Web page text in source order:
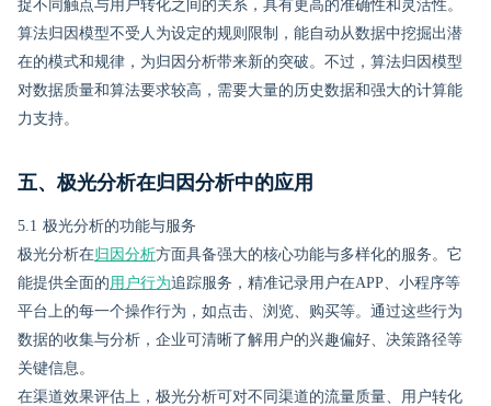
捉不同触点与用户转化之间的关系，具有更高的准确性和灵活性。
算法归因模型不受人为设定的规则限制，能自动从数据中挖掘出潜
在的模式和规律，为归因分析带来新的突破。不过，算法归因模型
对数据质量和算法要求较高，需要大量的历史数据和强大的计算能
力支持。
五、极光分析在归因分析中的应用
5.1 极光分析的功能与服务
极光分析在归因分析方面具备强大的核心功能与多样化的服务。它
能提供全面的用户行为追踪服务，精准记录用户在APP、小程序等
平台上的每一个操作行为，如点击、浏览、购买等。通过这些行为
数据的收集与分析，企业可清晰了解用户的兴趣偏好、决策路径等
关键信息。
在渠道效果评估上，极光分析可对不同渠道的流量质量、用户转化